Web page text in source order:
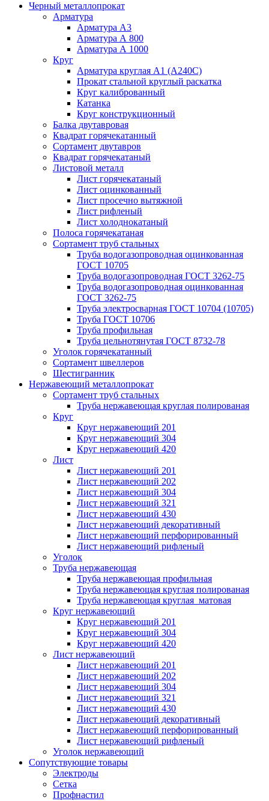
Черный металлопрокат
Арматура
Арматура А3
Арматура А 800
Арматура А 1000
Круг
Арматура круглая А1 (А240C)
Прокат стальной круглый раскатка
Круг калиброванный
Катанка
Круг конструкционный
Балка двутавровая
Квадрат горячекатанный
Сортамент двутавров
Квадрат горячекатаный
Листовой металл
Лист горячекатаный
Лист оцинкованный
Лист просечно вытяжной
Лист рифленый
Лист холоднокатаный
Полоса горячекатаная
Сортамент труб стальных
Труба водогазопроводная оцинкованная
ГОСТ 10705
Труба водогазопроводная ГОСТ 3262-75
Труба водогазопроводная оцинкованная
ГОСТ 3262-75
Труба электросварная ГОСТ 10704 (10705)
Труба ГОСТ 10706
Труба профильная
Труба цельнотянутая ГОСТ 8732-78
Уголок горячекатанный
Сортамент швеллеров
Шестигранник
Нержавеющий металлопрокат
Сортамент труб стальных
Труба нержавеющая круглая полированая
Круг
Круг нержавеющий 201
Круг нержавеющий 304
Круг нержавеющий 420
Лист
Лист нержавеющий 201
Лист нержавеющий 202
Лист нержавеющий 304
Лист нержавеющий 321
Лист нержавеющий 430
Лист нержавеющий декоративный
Лист нержавеющий перфорированный
Лист нержавеющий рифленый
Уголок
Труба нержавеющая
Труба нержавеющая профильная
Труба нержавеющая круглая полированая
Труба нержавеющая круглая матовая
Круг нержавеющий
Круг нержавеющий 201
Круг нержавеющий 304
Круг нержавеющий 420
Лист нержавеющий
Лист нержавеющий 201
Лист нержавеющий 202
Лист нержавеющий 304
Лист нержавеющий 321
Лист нержавеющий 430
Лист нержавеющий декоративный
Лист нержавеющий перфорированный
Лист нержавеющий рифленый
Уголок нержавеющий
Cопутствующие товары
Электроды
Сетка
Профнастил